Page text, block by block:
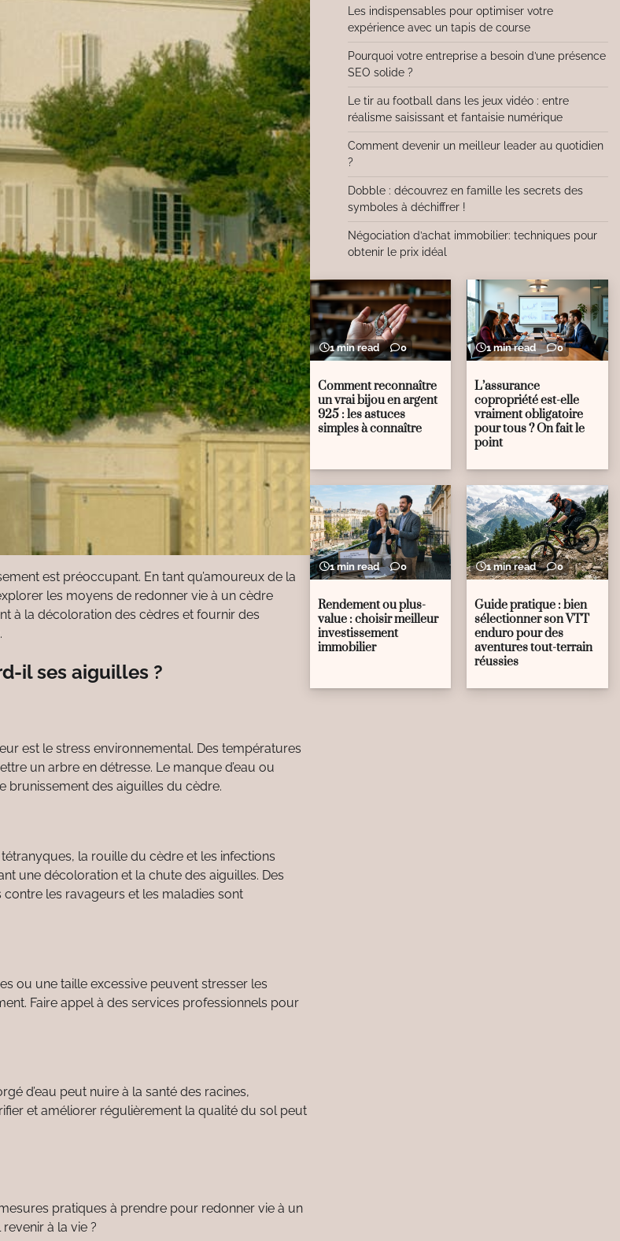
est préoccupant. En tant qu’amoureux de la
les moyens de redonner vie à un cèdre
à la décoloration des cèdres et fournir des
il ses aiguilles ?
est le stress environnemental. Des températures
un arbre en détresse. Le manque d’eau ou
brunissement des aiguilles du cèdre.
la rouille du cèdre et les infections
une décoloration et la chute des aiguilles. Des
les ravageurs et les maladies sont
ou une taille excessive peuvent stresser les
Faire appel à des services professionnels pour
d’eau peut nuire à la santé des racines,
et améliorer régulièrement la qualité du sol peut
pratiques à prendre pour redonner vie à un
à la vie ?
Les indispensables pour optimiser votre
expérience avec un tapis de course
Pourquoi votre entreprise a besoin d’une présence
SEO solide ?
Le tir au football dans les jeux vidéo : entre
réalisme saisissant et fantaisie numérique
Comment devenir un meilleur leader au quotidien
?
Dobble : découvrez en famille les secrets des
symboles à déchiffrer !
Négociation d’achat immobilier: techniques pour
obtenir le prix idéal
1 min read 0
Comment reconnaître
un vrai bijou en argent
925 : les astuces
simples à connaître
1 min read 0
L’assurance
copropriété est-elle
vraiment obligatoire
pour tous ? On fait le
point
1 min read 0
Rendement ou plus-
value : choisir meilleur
investissement
immobilier
1 min read 0
Guide pratique : bien
sélectionner son VTT
enduro pour des
aventures tout-terrain
réussies